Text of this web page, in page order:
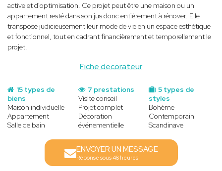
Fiche decorateur
active et d'optimisation. Ce projet peut être une maison ou un
appartement resté dans son jus donc entièrement à rénover. Elle
transpose judicieusement leur mode de vie en un espace esthétique
et fonctionnel, tout en cadrant financièrement et temporellement le
projet.
15 types de
biens
Maison individuelle
Appartement
Salle de bain
5 types de
styles
Bohème
Contemporain
Scandinave
7 prestations
Visite conseil
Projet complet
Décoration
événementielle
ENVOYER UN MESSAGE
Réponse sous 48 heures